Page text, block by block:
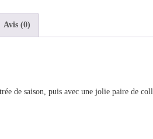
Avis (0)
de saison, puis avec une jolie paire de